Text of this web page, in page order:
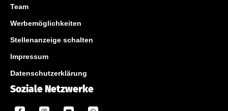
Team
Werbemöglichkeiten
Stellenanzeige schalten
Impressum
Datenschutzerklärung
Soziale Netzwerke